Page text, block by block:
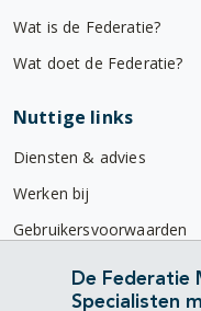
Wat is de Federatie?
Wat doet de Federatie?
Nuttige links
Diensten & advies
Werken bij
Gebruikersvoorwaarden
Privacyverklaring
De Federatie
Specialisten